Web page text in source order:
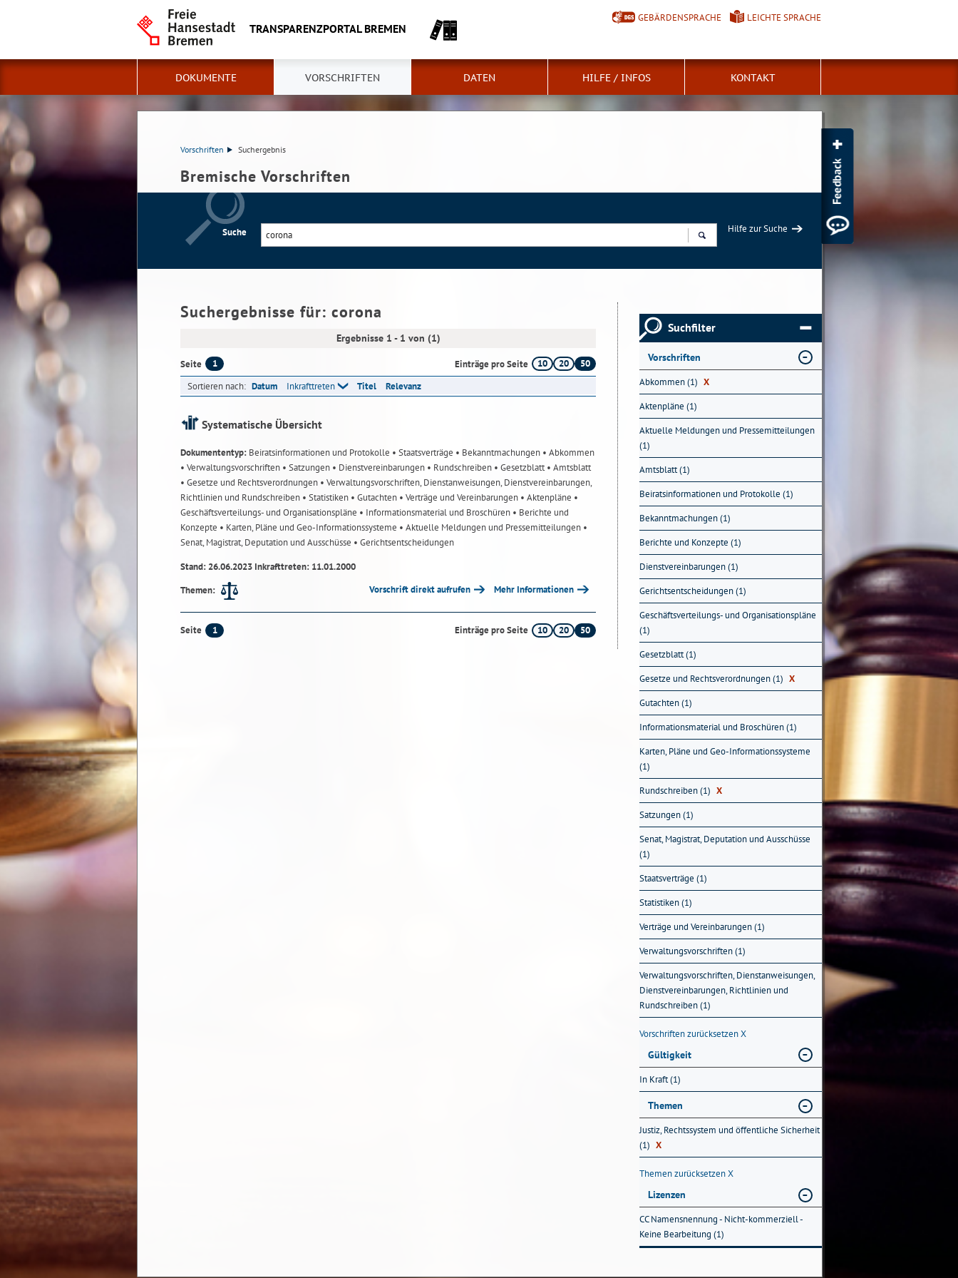
TRANSPARENZPORTAL BREMEN
GEBÄRDENSPRACHE LEICHTE SPRACHE
DOKUMENTE VORSCHRIFTEN DATEN HILFE / INFOS KONTAKT
Vorschriften Suchergebnis
Bremische Vorschriften
Suche
Hilfe zur Suche
Suchergebnisse für: corona
Ergebnisse 1 - 1 von (1)
Seite 1 Einträge pro Seite 10 20
50
Sortieren nach: Datum Inkrafttreten Titel Relevanz
Systematische Übersicht
Dokumententyp: Beiratsinformationen und Protokolle • Staatsverträge • Bekanntmachungen • Abkommen
• Verwaltungsvorschriften • Satzungen • Dienstvereinbarungen • Rundschreiben • Gesetzblatt• Amtsblatt
• Gesetze und Rechtsverordnungen • Verwaltungsvorschriften, Dienstanweisungen, Dienstvereinbarungen,
Richtlinien und Rundschreiben • Statistiken • Gutachten • Verträge und Vereinbarungen • Aktenpläne •
Geschäftsverteilungs- und Organisationspläne • Informationsmaterial und Broschüren • Berichte und
Konzepte • Karten, Pläne und Geo-Informationssysteme • Aktuelle Meldungen und Pressemitteilungen •
Senat, Magistrat, Deputation und Ausschüsse • Gerichtsentscheidungen
Stand: 26.06.2023 Inkrafttreten: 11.01.2000
Themen:
Vorschrift direkt aufrufen Mehr Informationen
Seite 1 Einträge pro Seite 10 20 50
Suchfilter
Vorschriften
Abkommen (1) X
Aktenpläne (1)
Aktuelle Meldungen und Pressemitteilungen
(1)
Amtsblatt (1)
Beiratsinformationen und Protokolle (1)
Bekanntmachungen (1)
Berichte und Konzepte (1)
Dienstvereinbarungen (1)
Gerichtsentscheidungen (1)
Geschäftsverteilungs- und Organisationspläne
(1)
Gesetzblatt (1)
Gesetze und Rechtsverordnungen (1) X
Gutachten (1)
Informationsmaterial und Broschüren (1)
Karten, Pläne und Geo-Informationssysteme
(1)
Rundschreiben (1) X
Satzungen (1)
Senat, Magistrat, Deputation und Ausschüsse
(1)
Staatsverträge (1)
Statistiken (1)
Verträge und Vereinbarungen (1)
Verwaltungsvorschriften (1)
Verwaltungsvorschriften, Dienstanweisungen,
Dienstvereinbarungen, Richtlinien und
Rundschreiben (1)
Vorschriften zurücksetzenX
Gültigkeit
In Kraft (1)
Themen
Justiz, Rechtssystem und öffentliche Sicherheit
(1) X
Themen zurücksetzenX
Lizenzen
CC Namensnennung - Nicht-kommerziell -
Keine Bearbeitung (1)